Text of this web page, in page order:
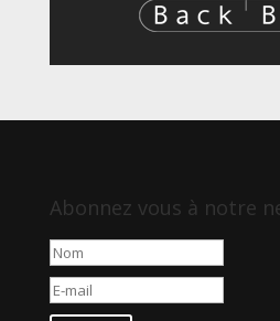
Abonnez vous à notre